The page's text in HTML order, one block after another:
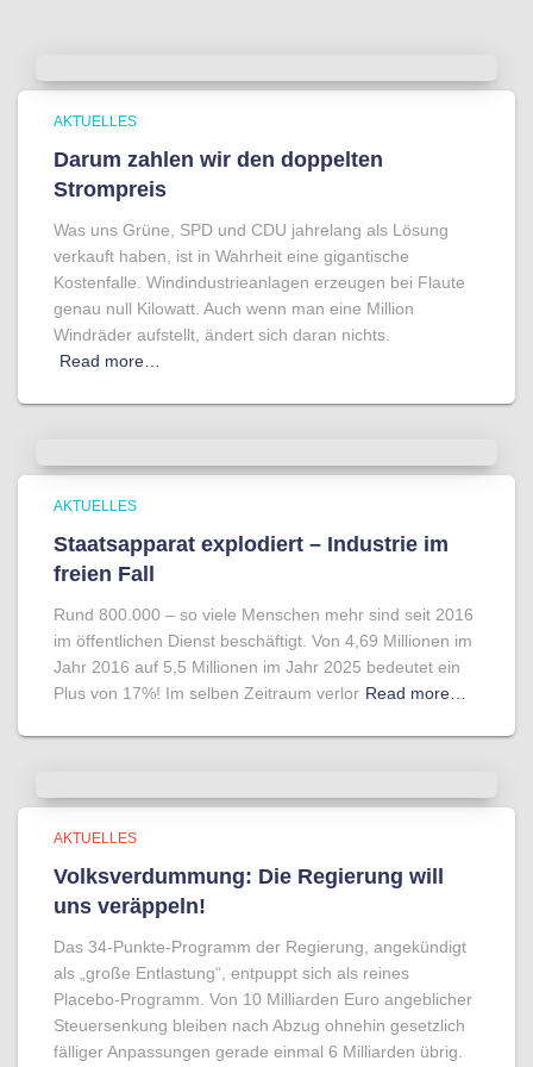
AKTUELLES
Darum zahlen wir den doppelten
Strompreis
Was uns Grüne, SPD und CDU jahrelang als Lösung
verkauft haben, ist in Wahrheit eine gigantische
Kostenfalle. Windindustrieanlagen erzeugen bei Flaute
genau null Kilowatt. Auch wenn man eine Million
Windräder aufstellt, ändert sich daran nichts.
Read more…
AKTUELLES
Staatsapparat explodiert – Industrie im
freien Fall
Rund 800.000 – so viele Menschen mehr sind seit 2016
im öffentlichen Dienst beschäftigt. Von 4,69 Millionen im
Jahr 2016 auf 5,5 Millionen im Jahr 2025 bedeutet ein
Plus von 17%! Im selben Zeitraum verlor Read more…
AKTUELLES
Volksverdummung: Die Regierung will
uns veräppeln!
Das 34-Punkte-Programm der Regierung, angekündigt
als „große Entlastung“, entpuppt sich als reines
Placebo-Programm. Von 10 Milliarden Euro angeblicher
Steuersenkung bleiben nach Abzug ohnehin gesetzlich
fälliger Anpassungen gerade einmal 6 Milliarden übrig.